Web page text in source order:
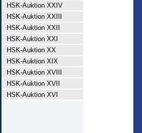
HSK-Auktion XXIV
HSK-Auktion XXIII
HSK-Auktion XXII
HSK-Auktion XXI
HSK-Auktion XX
HSK-Auktion XIX
HSK-Auktion XVIII
HSK-Auktion XVII
HSK-Auktion XVI